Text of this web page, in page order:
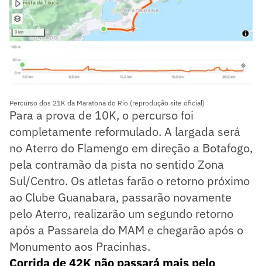
Percurso dos 21K da Maratona do Rio (reprodução site oficial)
Para a prova de 10K, o percurso foi
completamente reformulado. A largada será
no Aterro do Flamengo em direção a Botafogo,
pela contramão da pista no sentido Zona
Sul/Centro. Os atletas farão o retorno próximo
ao Clube Guanabara, passarão novamente
pelo Aterro, realizarão um segundo retorno
após a Passarela do MAM e chegarão após o
Monumento aos Pracinhas.
Corrida de 42K não passará mais pelo